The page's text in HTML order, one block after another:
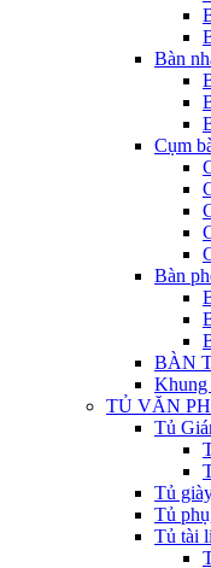
Bàn
Cụm
Bàn
BÀN
Khung
TỦ VĂN
Tủ
Tủ
Tủ
Tủ tài